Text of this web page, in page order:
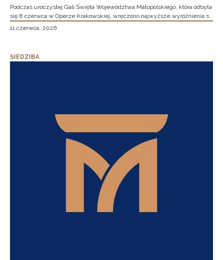
Podczas uroczystej Gali Święta Województwa Małopolskiego, która odbyła
się 8 czerwca w Operze Krakowskiej, wręczono najwyższe wyróżnienia s
11 czerwca, 2026
SIEDZIBA